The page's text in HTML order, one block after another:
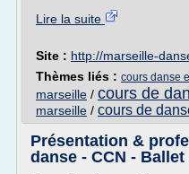
Lire la suite
Site : http://marseille-
Thèmes liés : cours danse
marseille / cours de
marseille / cours de
Présentation &
danse - CCN - Ballet